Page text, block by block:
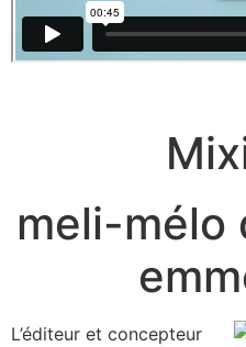
meli-mélo
L’éditeur et concepteur